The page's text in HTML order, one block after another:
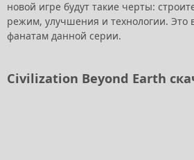
новой игре будут такие черты:
режим, улучшения и технологии. Это
фанатам данной серии.
Civilization Beyond Earth